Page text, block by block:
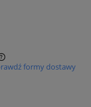
formy dostawy